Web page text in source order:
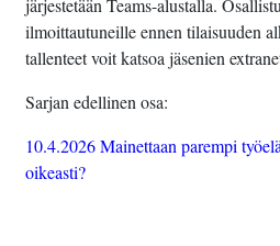
ilmoittautuneille ennen tilaisuuden
tallenteet voit katsoa jäsenien
Sarjan edellinen osa:
10.4.2026 Mainettaan parempi
oikeasti?